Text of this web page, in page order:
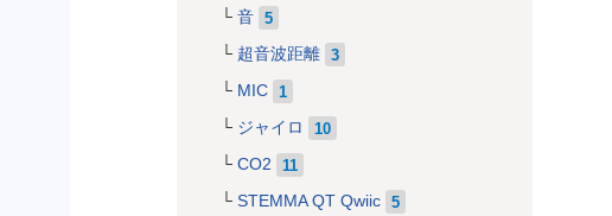
音 5
超音波距離 3
MIC 1
ジャイロ 10
CO2 11
STEMMA QT Qwiic 5